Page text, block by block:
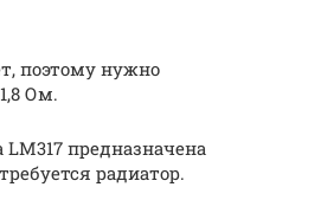
поэтому нужно
Ом.
предназначена
радиатор.